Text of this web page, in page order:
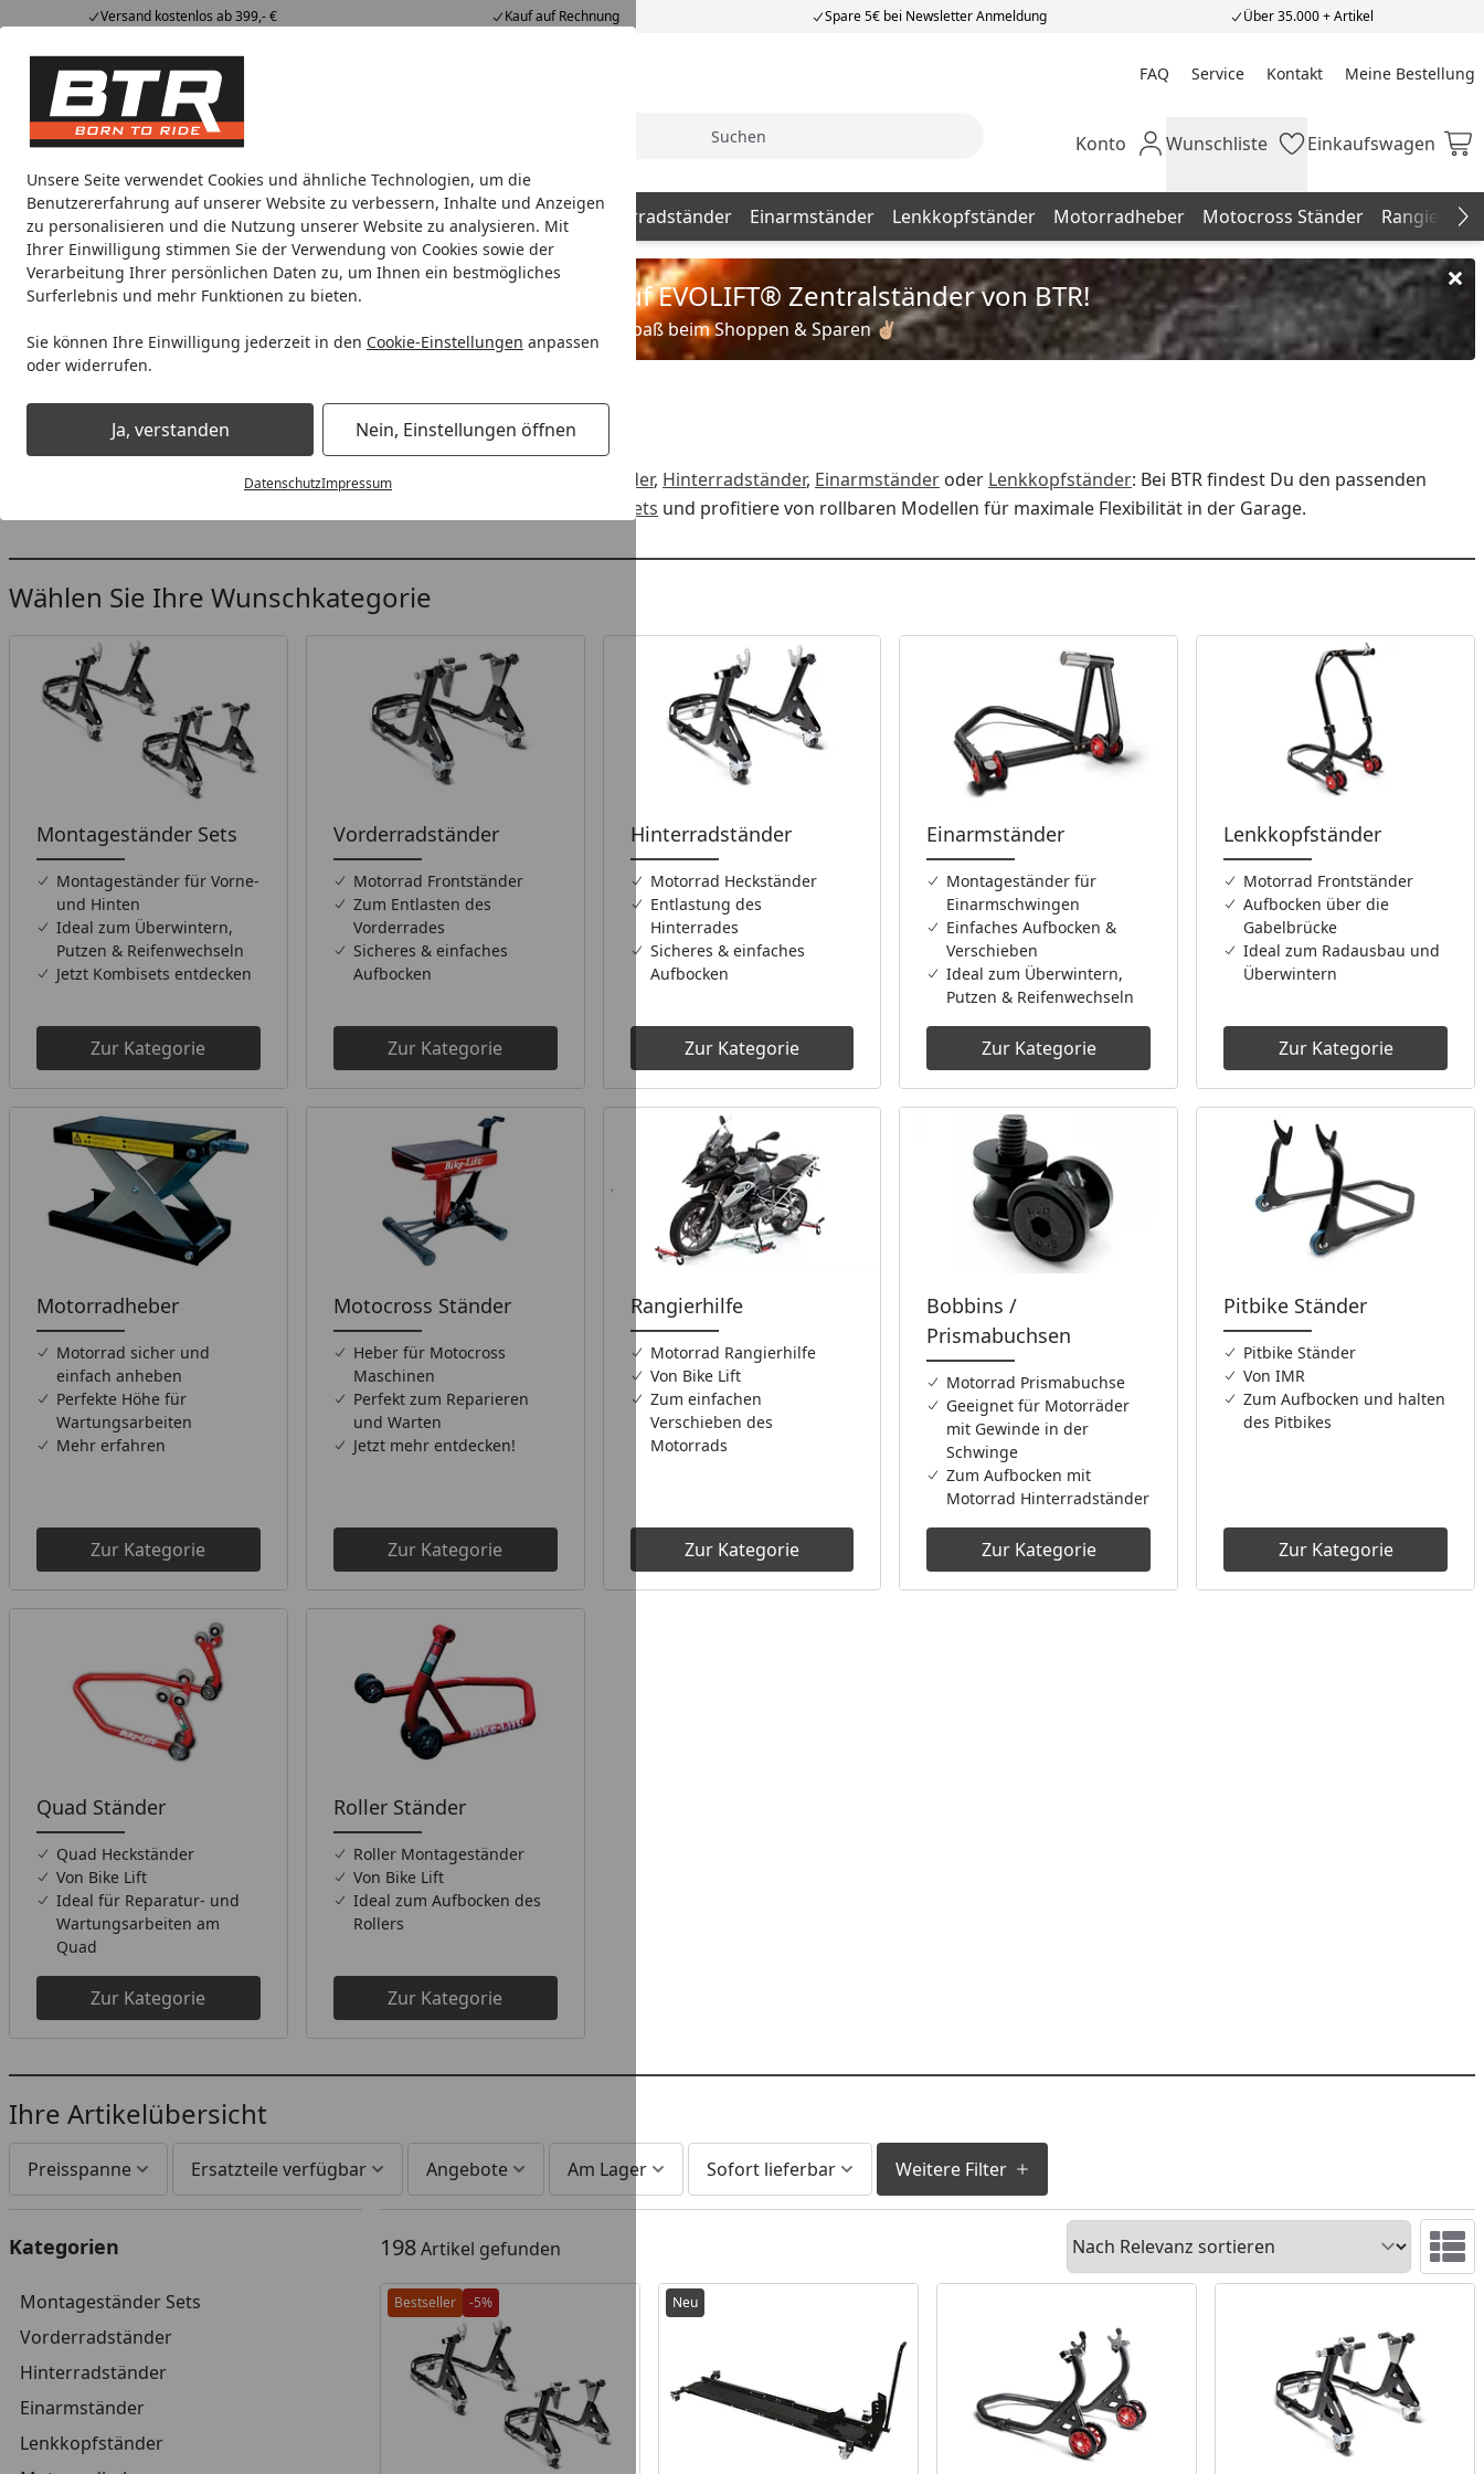
Unsere Seite verwendet Cookies und ähnliche Technologien, um die
Benutzererfahrung auf unserer Website zu verbessern, Inhalte und Anzeigen
zu personalisieren und die Nutzung unserer Website zu analysieren. Mit
Ihrer Einwilligung stimmen Sie der Verwendung von Cookies sowie der
Verarbeitung Ihrer persönlichen Daten zu, um Ihnen ein bestmögliches
Surferlebnis und mehr Funktionen zu bieten.
Sie können Ihre Einwilligung jederzeit in den Cookie-Einstellungen anpassen
oder widerrufen.
Ja, verstanden Nein, Einstellungen öffnen
DatenschutzImpressum
Versand kostenlos ab 399,- € Kauf auf Rechnung Spare 5€ bei Newsletter Anmeldung Über 35.000 + Artikel
Hotline07051 / 9 222 5959
Mi-Fr. 8-12 Uhr FAQ Service Kontakt Meine Bestellung
Meine Bestellung
Alle Produkte
Alle ProdukteMarken Mein Konto
Konto Wunschliste
Wunschliste Einkaufswagen
Einkaufswagen
Montageständer Montageständer Sets Vorderradständer Hinterradständer Einarmständer Lenkkopfständer Motorradheber Motocross Ständer Rangierhilfe
Noch 1 Tag und 22 Stunden
Spare bis zu 35% auf EVOLIFT® Zentralständer von BTR!
Viel Spaß beim Shoppen & Sparen ✌🏼
Startseite
Montageständer
Motorrad Montageständer für sicheres Aufbocken Vorderradständer, Hinterradständer, Einarmständer oder Lenkkopfständer: Bei BTR findest Du den passenden
Montageständer Sets und profitiere von rollbaren Modellen für maximale Flexibilität in der Garage.
Wählen Sie Ihre Wunschkategorie
Montageständer Sets
Montageständer für Vorne-
und Hinten
Ideal zum Überwintern,
Putzen & Reifenwechseln
Jetzt Kombisets entdecken
Zur Kategorie
Vorderradständer
Motorrad Frontständer
Zum Entlasten des
Vorderrades
Sicheres & einfaches
Aufbocken
Zur Kategorie
Hinterradständer
Motorrad Heckständer
Entlastung des
Hinterrades
Sicheres & einfaches
Aufbocken
Zur Kategorie
Einarmständer
Montageständer für
Einarmschwingen
Einfaches Aufbocken &
Verschieben
Ideal zum Überwintern,
Putzen & Reifenwechseln
Zur Kategorie
Lenkkopfständer
Motorrad Frontständer
Aufbocken über die
Gabelbrücke
Ideal zum Radausbau und
Überwintern
Zur Kategorie
Motorradheber
Motorrad sicher und
einfach anheben
Perfekte Höhe für
Wartungsarbeiten
Mehr erfahren
Zur Kategorie
Motocross Ständer
Heber für Motocross
Maschinen
Perfekt zum Reparieren
und Warten
Jetzt mehr entdecken!
Zur Kategorie
Rangierhilfe
Motorrad Rangierhilfe
Von Bike Lift
Zum einfachen
Verschieben des
Motorrads
Zur Kategorie
Bobbins /
Prismabuchsen
Motorrad Prismabuchse
Geeignet für Motorräder
mit Gewinde in der
Schwinge
Zum Aufbocken mit
Motorrad Hinterradständer
Zur Kategorie
Pitbike Ständer
Pitbike Ständer
Von IMR
Zum Aufbocken und halten
des Pitbikes
Zur Kategorie
Quad Ständer
Quad Heckständer
Von Bike Lift
Ideal für Reparatur- und
Wartungsarbeiten am
Quad
Zur Kategorie
Roller Ständer
Roller Montageständer
Von Bike Lift
Ideal zum Aufbocken des
Rollers
Zur Kategorie
Ihre Artikelübersicht
Preisspanne Ersatzteile verfügbar Angebote Am Lager Sofort lieferbar Weitere Filter
Kategorien
Montageständer Sets
Vorderradständer
Hinterradständer
Einarmständer
Lenkkopfständer
198Artikel gefunden
Sortieren
Bestseller -5% Neu